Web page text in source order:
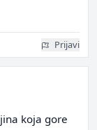
Prijavi
koja gore